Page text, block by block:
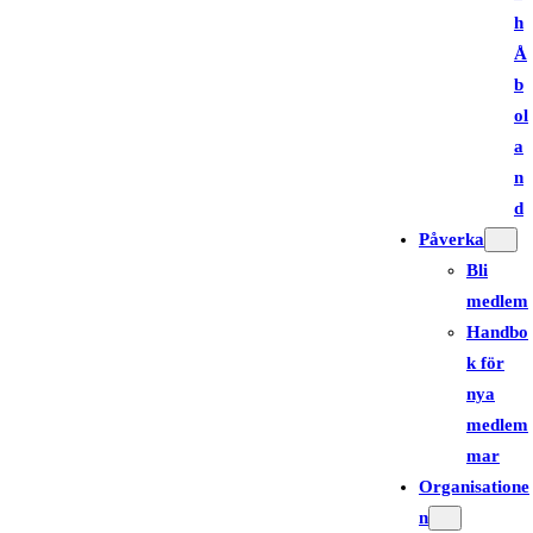
h
Å
b
ol
a
n
d
Påverka
Bli
medlem
Handbo
k för
nya
medlem
mar
Organisatione
n